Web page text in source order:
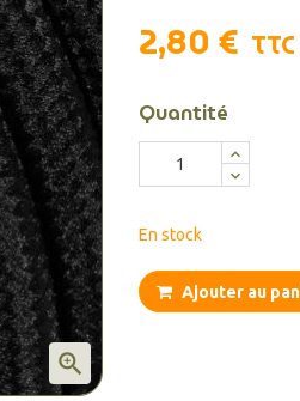

2,80 € TTC
Quantité
En stock
Ajouter au